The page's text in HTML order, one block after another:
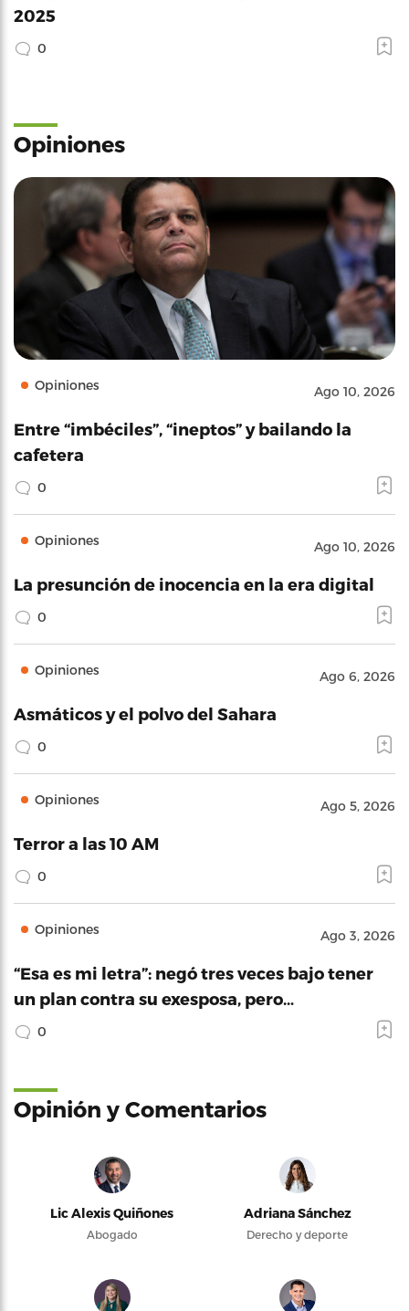
2025
0
Opiniones
Opiniones Ago 10, 2026
Entre “imbéciles”, “ineptos” y bailando la
cafetera
0
Opiniones Ago 10, 2026
La presunción de inocencia en la era digital
0
Opiniones Ago 6, 2026
Asmáticos y el polvo del Sahara
0
Opiniones Ago 5, 2026
Terror a las 10 AM
0
Opiniones Ago 3, 2026
“Esa es mi letra”: negó tres veces bajo tener
un plan contra su exesposa, pero…
0
Opinión y Comentarios
Lic Alexis Quiñones
Abogado
Adriana Sánchez
Derecho y deporte